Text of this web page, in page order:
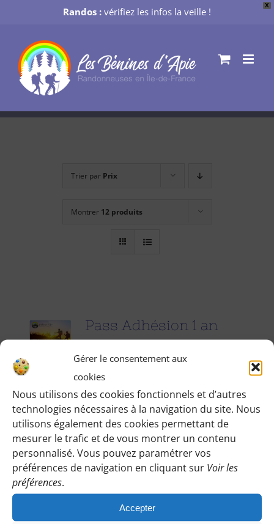
X
Randos : vérifiez les infos la veille !
Gérer le consentement aux
cookies
Nous utilisons des cookies fonctionnels et d’autres
technologies nécessaires à la navigation du site. Nous
utilisons également des cookies permettant de
mesurer le trafic et de vous montrer un contenu
personnalisé. Vous pouvez paramétrer vos
préférences de navigation en cliquant sur Voir les
préférences.
Accepter
contenu
Trier par Prix
Montrer 12 produits
Pass Adhésion 1 an
25.00€ pour 1 an
Accédez à toutes les informations
pratiques de nos excursions du
dimanche et des jours fériés (Point de
rendez-vous, horaires, conseils etc.), et
participez à nos activités telles que des
Pour adhérer et faire vivre notre